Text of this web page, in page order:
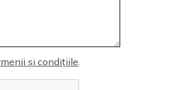
și condițiile.